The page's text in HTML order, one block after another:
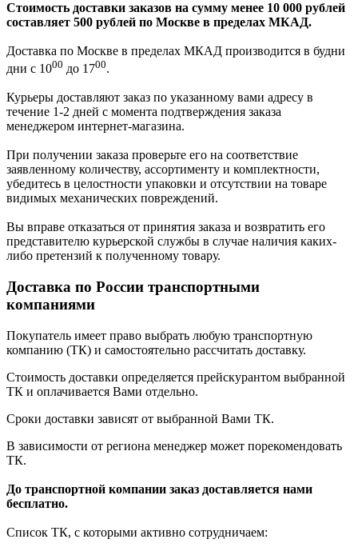
Стоимость доставки заказов на сумму менее 10 000 рублей
составляет 500 рублей по Москве в пределах МКАД.
Доставка по Москве в пределах МКАД производится в будни
дни с 1000 до 1700.
Курьеры доставляют заказ по указанному вами адресу в
течение 1-2 дней с момента подтверждения заказа
менеджером интернет-магазина.
При получении заказа проверьте его на соответствие
заявленному количеству, ассортименту и комплектности,
убедитесь в целостности упаковки и отсутствии на товаре
видимых механических повреждений.
Вы вправе отказаться от принятия заказа и возвратить его
представителю курьерской службы в случае наличия каких-
либо претензий к полученному товару.
Доставка по России транспортными
компаниями
Покупатель имеет право выбрать любую транспортную
компанию (ТК) и самостоятельно рассчитать доставку.
Стоимость доставки определяется прейскурантом выбранной
ТК и оплачивается Вами отдельно.
Сроки доставки зависят от выбранной Вами ТК.
В зависимости от региона менеджер может порекомендовать
ТК.
До транспортной компании заказ доставляется нами
бесплатно.
Список ТК, с которыми активно сотрудничаем: